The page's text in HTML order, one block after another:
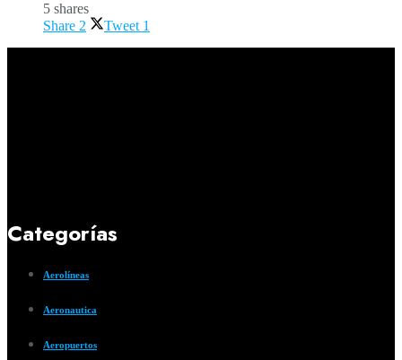
5 shares
Share 2 Tweet 1
Categorías
Aerolíneas
Aeronautica
Aeropuertos